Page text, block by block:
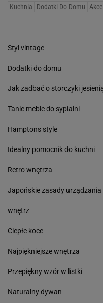
Kuchnia Dodatki Do Domu
Styl vintage
Dodatki do domu
Jak zadbać o storczyki
Tanie meble do sypialni
Hamptons style
Idealny pomocnik do kuchni
Retro wnętrza
Japońskie zasady urządzania
wnętrz
Ciepłe koce
Najpiękniejsze wnętrza
Przepiękny wzór w listki
Naturalny dywan